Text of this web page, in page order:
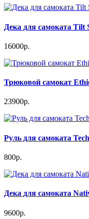
Дека для самоката Tilt
16000р.
Трюковой самокат
23900р.
Руль для самоката
800р.
Дека для самоката
9600р.